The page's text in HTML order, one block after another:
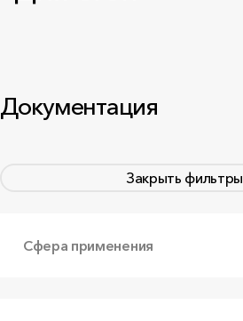
Документация
Закрыть фильтры
Сфера применения